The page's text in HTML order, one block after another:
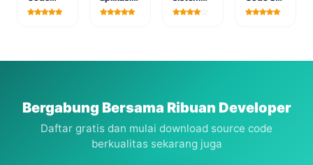
Aplikasi
pelayanan
pendukung
Diagnosa
Bergabung Bersama Ribuan Developer
Daftar gratis dan mulai download source code
berkualitas sekarang juga